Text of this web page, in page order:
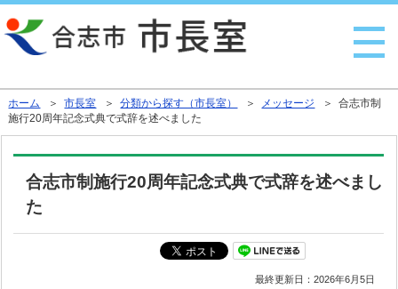
ホーム ＞市長室 ＞分類から探す（市長室） ＞ メッセージ
＞ 合志市制
施行20周年記念式典で式辞を述べました
合志市制施行20周年記念式典で式辞を述べまし
た
最終更新日：2026年6月5日